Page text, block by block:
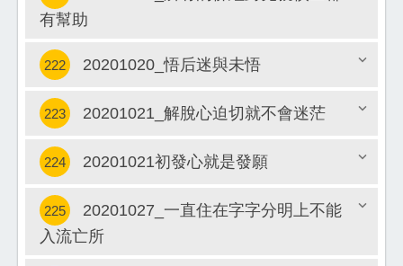
有幫助
關閉
222 20201020_悟后迷與未悟
關閉
223 20201021_解脫心迫切就不會迷茫
關閉
224 20201021初發心就是發願
225
20201027_一直住在字字分明上不能
入流亡所